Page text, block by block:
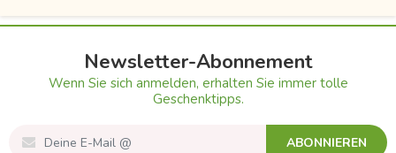
Newsletter-Abonnement
Wenn Sie sich anmelden, erhalten Sie immer tolle
Geschenktipps.
ABONNIEREN